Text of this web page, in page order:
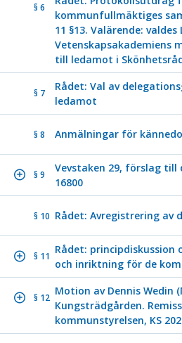
§ 6
kommunfullmäktiges
11 §13. Valärende: valdes
Vetenskapsakademiens
till ledamot i
§ 7
Rådet: Val av
ledamot
§ 8 Anmälningar för
§ 9
Vevstaken 29, förslag till
16800
§ 10 Rådet: Avregistrering av
§ 11
Rådet:
och inriktning för de
§ 12
Motion av Dennis Wedin
Kungsträdgården.
kommunstyrelsen, KS